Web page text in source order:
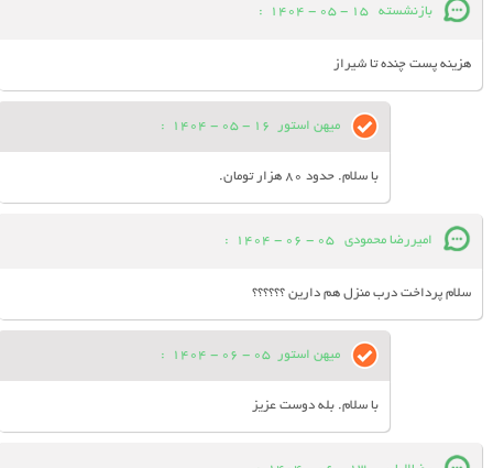
بازنشسته 15 - 05 - 1404
:
هزینه پست چنده تا شیراز
میهن استور 16 - 05 - 1404
:
با سلام. حدود 80 هزار تومان.
امیررضا محمودی 05 - 06 - 1404
:
سلام پرداخت درب منزل هم دارین ؟؟؟؟؟؟
میهن استور 05 - 06 - 1404
:
با سلام. بله دوست عزیز